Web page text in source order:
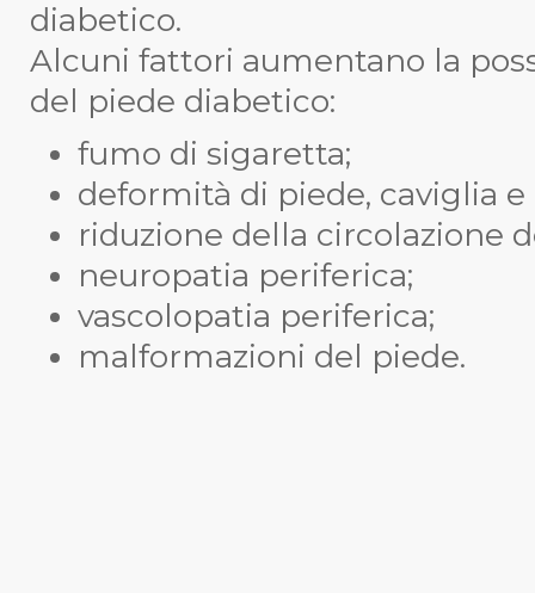
diabetico.
Alcuni fattori aumentano la
del piede diabetico:
fumo di sigaretta;
deformità di piede, caviglia e
riduzione della circolazione
neuropatia periferica;
vascolopatia periferica;
malformazioni del piede.